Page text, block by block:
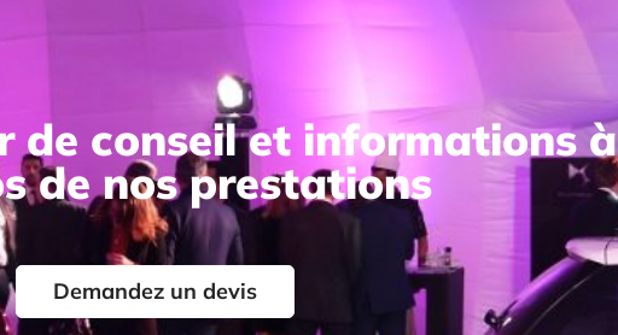
de conseil et informations à
de nos prestations
Demandez un devis